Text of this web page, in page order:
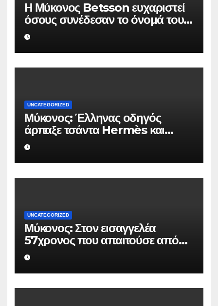
Η Μύκονος Betsson ευχαριστεί
όσους συνέδεσαν το όνομά τους
με την ιστορική χρονιά
UNCATEGORIZED
Μύκονος: Έλληνας οδηγός
άρπαξε τσάντα Hermès και
Rolex αξίας 75.000 ευρώ από
Ουκρανό τουρίστα
UNCATEGORIZED
Μύκονος: Στον εισαγγελέα
57χρονος που απαιτούσε από
επιχειρηματία 80.000 ευρώ για
να μην κάνει καταγγελίες σε
βάρος του